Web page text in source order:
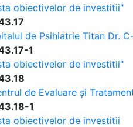
obiectivelor de investitii"
de Psihiatrie Titan Dr.
1
obiectivelor de investitii"
de Evaluare și
1
obiectivelor de investitii